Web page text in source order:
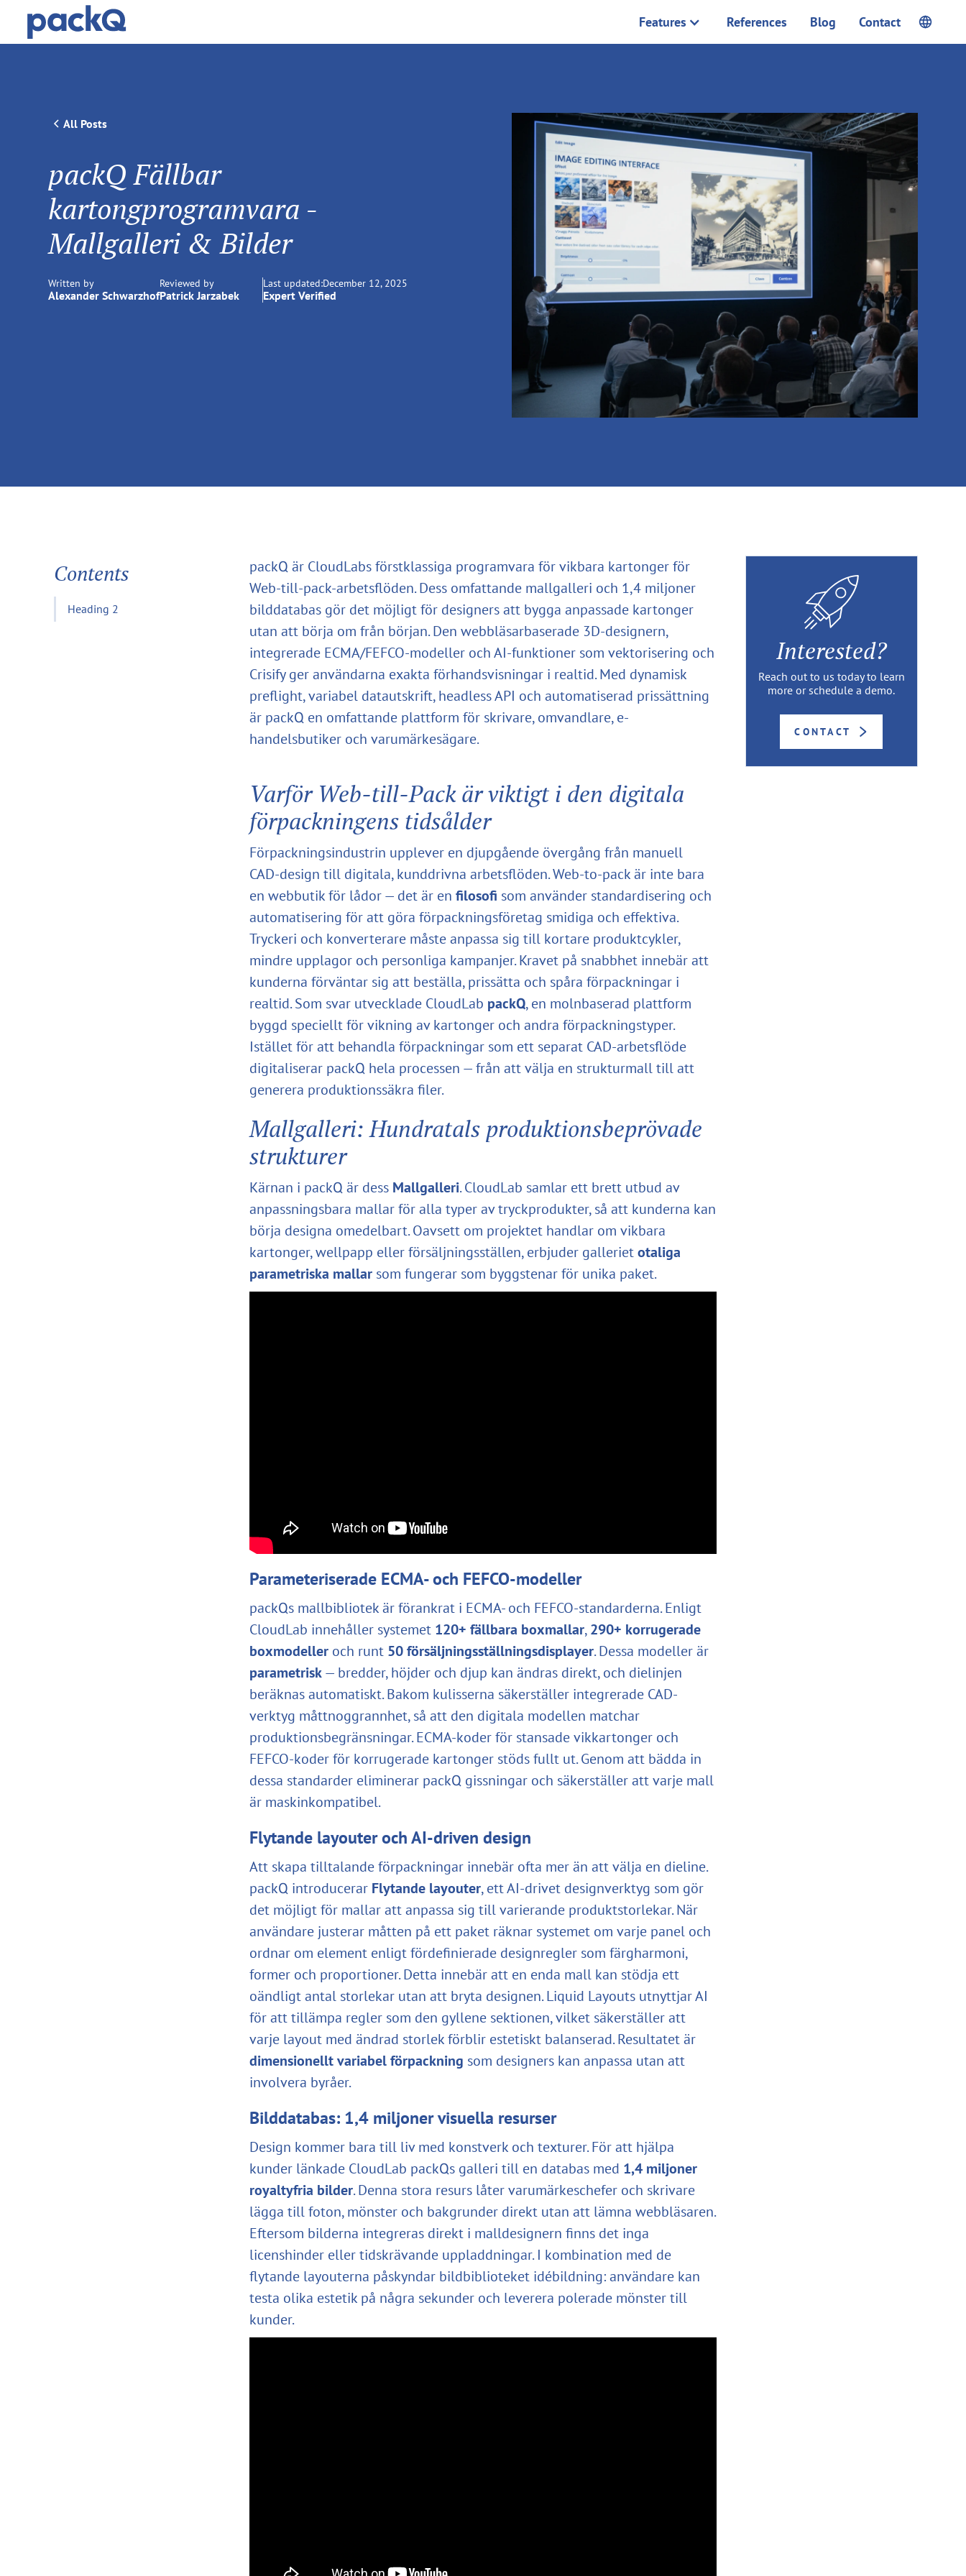
Features References Blog Contact
All Posts
packQ Fällbar
kartongprogramvara -
Mallgalleri & Bilder
Written by
Alexander Schwarzhof
Reviewed by
Patrick Jarzabek
Last updated:December 12, 2025
Expert Verified
Contents
Heading 2
packQ är CloudLabs förstklassiga programvara för vikbara kartonger för
Web-till-pack-arbetsflöden. Dess omfattande mallgalleri och 1,4 miljoner
bilddatabas gör det möjligt för designers att bygga anpassade kartonger
utan att börja om från början. Den webbläsarbaserade 3D-designern,
integrerade ECMA/FEFCO-modeller och AI-funktioner som vektorisering och
Crisify ger användarna exakta förhandsvisningar i realtid. Med dynamisk
preflight, variabel datautskrift, headless API och automatiserad prissättning
är packQ en omfattande plattform för skrivare, omvandlare, e-
handelsbutiker och varumärkesägare.
Varför Web-till-Pack är viktigt i den digitala
förpackningens tidsålder
Förpackningsindustrin upplever en djupgående övergång från manuell
CAD-design till digitala, kunddrivna arbetsflöden. Web‑to‑pack är inte bara
en webbutik för lådor — det är enfilosofi som använder standardisering och
automatisering för att göra förpackningsföretag smidiga och effektiva.
Tryckeri och konverterare måste anpassa sig till kortare produktcykler,
mindre upplagor och personliga kampanjer. Kravet på snabbhet innebär att
kunderna förväntar sig att beställa, prissätta och spåra förpackningar i
realtid. Som svar utvecklade CloudLab packQ, en molnbaserad plattform
byggd speciellt för vikning av kartonger och andra förpackningstyper.
Istället för att behandla förpackningar som ett separat CAD-arbetsflöde
digitaliserar packQ hela processen — från att välja en strukturmall till att
generera produktionssäkra filer.
Mallgalleri: Hundratals produktionsbeprövade
strukturer
Kärnan i packQ är dess Mallgalleri. CloudLab samlar ett brett utbud av
anpassningsbara mallar för alla typer av tryckprodukter, så att kunderna kan
börja designa omedelbart. Oavsett om projektet handlar om vikbara
kartonger, wellpapp eller försäljningsställen, erbjuder gallerietotaliga
parametriska mallar som fungerar som byggstenar för unika paket.
Parameteriserade ECMA- och FEFCO-modeller
packQs mallbibliotek är förankrat i ECMA- och FEFCO-standarderna. Enligt
CloudLab innehåller systemet 120+ fällbara boxmallar,290+ korrugerade
boxmodeller och runt 50 försäljningsställningsdisplayer. Dessa modeller är
parametrisk— bredder, höjder och djup kan ändras direkt, och dielinjen
beräknas automatiskt. Bakom kulisserna säkerställer integrerade CAD-
verktyg måttnoggrannhet, så att den digitala modellen matchar
produktionsbegränsningar. ECMA-koder för stansade vikkartonger och
FEFCO-koder för korrugerade kartonger stöds fullt ut. Genom att bädda in
dessa standarder eliminerar packQ gissningar och säkerställer att varje mall
är maskinkompatibel.
Flytande layouter och AI-driven design
Att skapa tilltalande förpackningar innebär ofta mer än att välja en dieline.
packQ introducerar Flytande layouter, ett AI-drivet designverktyg som gör
det möjligt för mallar att anpassa sig till varierande produktstorlekar. När
användare justerar måtten på ett paket räknar systemet om varje panel och
ordnar om element enligt fördefinierade designregler som färgharmoni,
former och proportioner. Detta innebär att en enda mall kan stödja ett
oändligt antal storlekar utan att bryta designen. Liquid Layouts utnyttjar AI
för att tillämpa regler som den gyllene sektionen, vilket säkerställer att
varje layout med ändrad storlek förblir estetiskt balanserad. Resultatet är
dimensionellt variabel förpackning som designers kan anpassa utan att
involvera byråer.
Bilddatabas: 1,4 miljoner visuella resurser
Design kommer bara till liv med konstverk och texturer. För att hjälpa
kunder länkade CloudLab packQs galleri till en databas med 1,4 miljoner
royaltyfria bilder. Denna stora resurs låter varumärkeschefer och skrivare
lägga till foton, mönster och bakgrunder direkt utan att lämna webbläsaren.
Eftersom bilderna integreras direkt i malldesignern finns det inga
licenshinder eller tidskrävande uppladdningar. I kombination med de
flytande layouterna påskyndar bildbiblioteket idébildning: användare kan
testa olika estetik på några sekunder och leverera polerade mönster till
kunder.
Interested?
Reach out to us today to learn
more or schedule a demo.
CONTACT